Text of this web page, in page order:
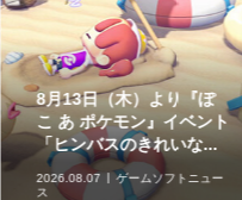
8月13日（木）より『ぽ
こ あ ポケモン』イベント
「ヒンバスのきれいな...
2026.08.07
ゲームソフトニュー